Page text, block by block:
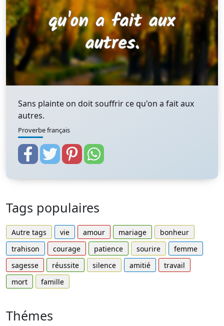
Sans plainte on doit souffrir ce qu'on a fait aux
autres.
Proverbe français
Tags populaires
Autre tags vie amour mariage
bonheur
trahison
courage patience sourire
femme
sagesse
réussite silence amitié
travail
mort
famille
Thémes